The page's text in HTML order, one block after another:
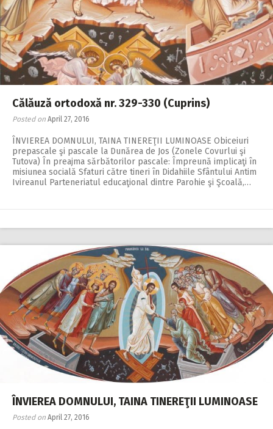
2018
2017
2016
2015
2014
2013
2012
2011
2010
Călăuză ortodoxă nr. 329-330 (Cuprins)
Posted on April 27, 2016
ÎNVIEREA DOMNULUI, TAINA TINEREŢII LUMINOASE Obiceiuri
prepascale şi pascale la Dunărea de Jos (Zonele Covurlui şi
Tutova) În preajma sărbătorilor pascale: Împreună implicaţi în
misiunea socială Sfaturi către tineri în Didahiile Sfântului Antim
Ivireanul Parteneriatul educaţional dintre Parohie şi Şcoală,…
ÎNVIEREA DOMNULUI, TAINA TINEREŢII LUMINOASE
Posted on April 27, 2016